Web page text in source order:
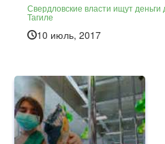
Свердловские власти ищут
Тагиле
10 июль, 2017